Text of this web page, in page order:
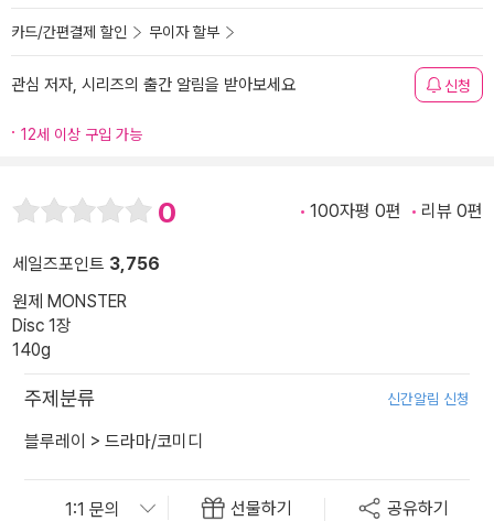
카드/간편결제 할인 무이자 할부
관심 저자, 시리즈의 출간 알림을 받아보세요 신청
12세 이상 구입 가능
0 100자평 0편 리뷰 0편
세일즈포인트 3,756
원제 MONSTER
Disc 1장
140g
주제분류 신간알림 신청
블루레이 > 드라마/코미디
선물하기 공유하기